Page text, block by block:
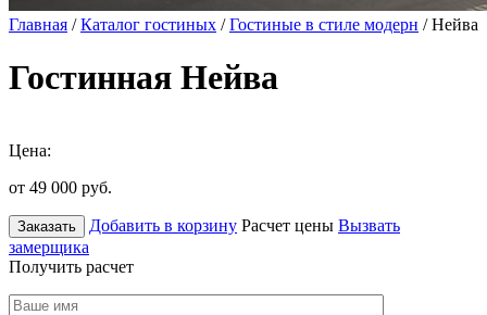
Главная /Каталог гостиных /Гостиные в стиле модерн / Нейва
Гостинная Нейва
Цена:
от 49 000 руб.
Заказать Добавить в корзину Расчет цены Вызвать
замерщика
Получить расчет